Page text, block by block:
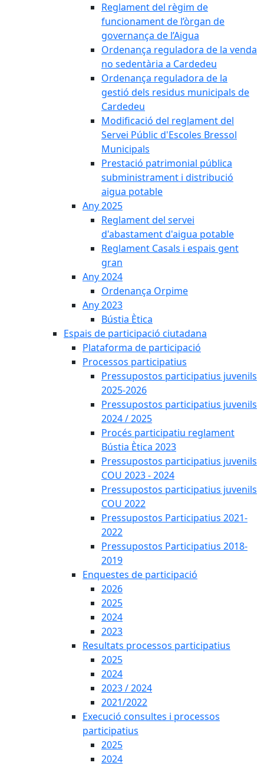
Reglament del règim de
funcionament de l’òrgan de
governança de l’Aigua
Ordenança reguladora de la venda
no sedentària a Cardedeu
Ordenança reguladora de la
gestió dels residus municipals de
Cardedeu
Modificació del reglament del
Servei Públic d'Escoles Bressol
Municipals
Prestació patrimonial pública
subministrament i distribució
aigua potable
Any 2025
Reglament del servei
d'abastament d'aigua potable
Reglament Casals i espais gent
gran
Any 2024
Ordenança Orpime
Any 2023
Bústia Ètica
Espais de participació ciutadana
Plataforma de participació
Processos participatius
Pressupostos participatius juvenils
2025-2026
Pressupostos participatius juvenils
2024 / 2025
Procés participatiu reglament
Bústia Ètica 2023
Pressupostos participatius juvenils
COU 2023 - 2024
Pressupostos participatius juvenils
COU 2022
Pressupostos Participatius 2021-
2022
Pressupostos Participatius 2018-
2019
Enquestes de participació
2026
2025
2024
2023
Resultats processos participatius
2025
2024
2023 / 2024
2021/2022
Execució consultes i processos
participatius
2025
2024